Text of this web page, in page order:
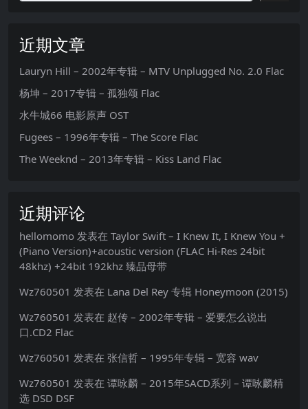
近期文章
Lauryn Hill – 2002年专辑 – MTV Unplugged No. 2.0 Flac
杨坤 – 2017专辑 – 孤独颂 Flac
水牛城66 电影原声 OST
Fugees – 1996年专辑 – The Score Flac
The Weeknd – 2013年专辑 – Kiss Land Flac
近期评论
hellomomo 发表在 Taylor Swift – I Knew It, I Knew You +
(Piano Version)+acoustic version (FLAC Hi-Res 24bit
48khz) +24bit 192khz 臻品母带
Wz760501 发表在 Lana Del Rey 专辑 Honeymoon (2015)
Wz760501 发表在 赵传 – 2002年专辑 – 爱要怎么说出
口.CD2 Flac
Wz760501 发表在 张信哲 – 1995年专辑 – 宽容 wav
Wz760501 发表在 谭咏麟 – 2015年SACD系列 – 谭咏麟精
选 DSD DSF